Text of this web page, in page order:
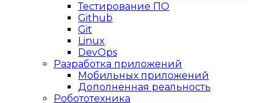
Тестирование ПО
Github
Git
Linux
DevOps
Разработка приложений
Мобильных приложений
Дополненная реальность
Робототехника